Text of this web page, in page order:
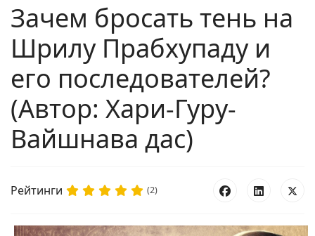
Зачем бросать тень на
Шрилу Прабхупаду и
его последователей?
(Автор: Хари-Гуру-
Вайшнава дас)
Рейтинги (2)